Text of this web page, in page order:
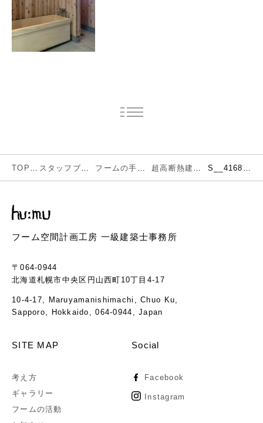
フーム空間計画工房 一級建築士事務所
〒064-0944
北海道札幌市中央区円山西町10丁目4-17
10-4-17, Maruyamanishimachi, Chuo Ku,
Sapporo, Hokkaido, 064-0944, Japan
SITE MAP
考え方
ギャラリー
フームの活動
Social
Facebook
Instagram